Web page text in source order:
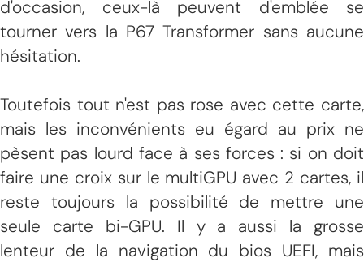
d'occasion, ceux-là peuvent d'emblée se
tourner vers la P67 Transformer sans aucune
hésitation.
Toutefois tout n'est pas rose avec cette carte,
mais les inconvénients eu égard au prix ne
pèsent pas lourd face à ses forces : si on doit
faire une croix sur le multiGPU avec 2 cartes, il
reste toujours la possibilité de mettre une
seule carte bi-GPU. Il y a aussi la grosse
lenteur de la navigation du bios UEFI, mais